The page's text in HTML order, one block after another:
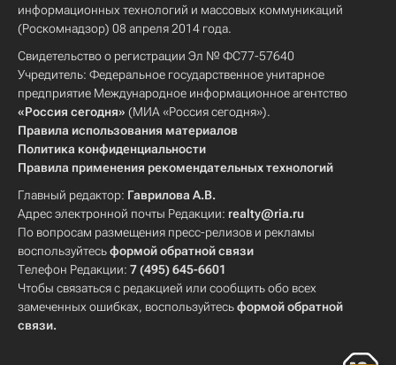
информационных технологий и массовых коммуникаций
(Роскомнадзор) 08 апреля 2014 года.
Свидетельство о регистрации Эл № ФС77-57640
Учредитель: Федеральное государственное унитарное
предприятие Международное информационное агентство
«Россия сегодня» (МИА «Россия сегодня»).
Правила использования материалов
Политика конфиденциальности
Правила применения рекомендательных технологий
Главный редактор: Гаврилова А.В.
Адрес электронной почты Редакции: realty@ria.ru
По вопросам размещения пресс-релизов и рекламы
воспользуйтесьформой обратной связи
Телефон Редакции: 7 (495) 645-6601
Чтобы связаться с редакцией или сообщить обо всех
замеченных ошибках, воспользуйтесьформой обратной
связи.